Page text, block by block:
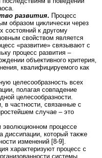
развития. Процесс
образом циклически через
состояний к другому
свойством является
«развитие» связывают с
процесс развития –
объективного критерия,
квалифицируемого как
целесообразность всех
полагая совпадение
целесообразности.
частности, связанные с
случае – это
эволюционном процессе
диссипации, который также
изменений [8-9].
характеризуют процесс с
системы,